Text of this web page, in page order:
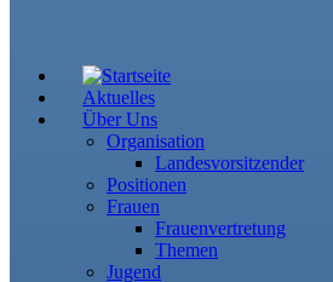
Aktuelles
Über Uns
Organisation
Landesvorsitzender
Positionen
Frauen
Frauenvertretung
Themen
Jugend